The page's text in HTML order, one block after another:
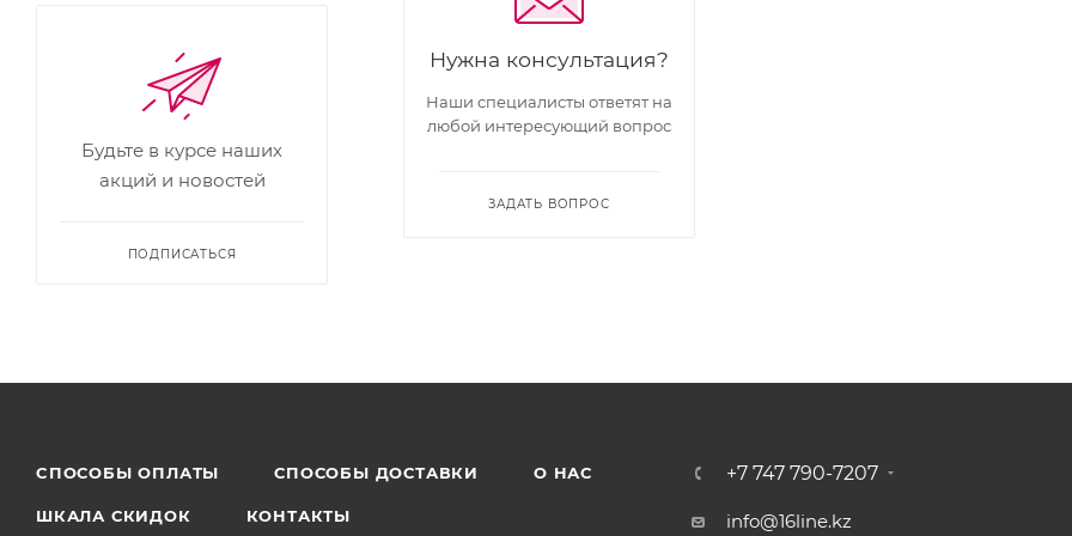
Нужна консультация?
Наши специалисты ответят на
любой интересующий вопрос
ЗАДАТЬ ВОПРОС
Будьте в курсе наших
акций и новостей
ПОДПИСАТЬСЯ
CПОСОБЫ ОПЛАТЫ СПОСОБЫ ДОСТАВКИ О НАС
ШКАЛА СКИДОК КОНТАКТЫ
+7 747 790-7207
info@16line.kz